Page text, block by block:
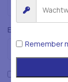
E-mail
Mijn naam, e-
Remember